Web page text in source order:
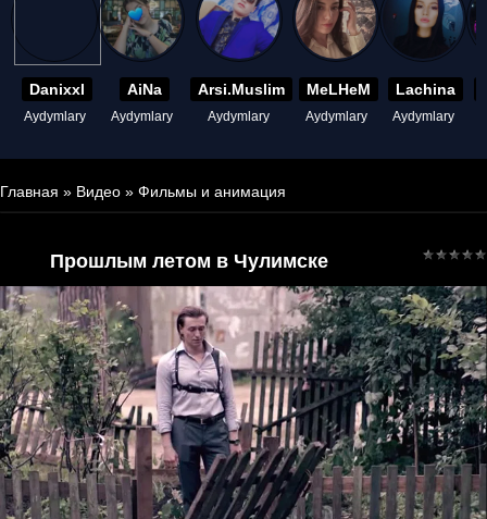
Danixxl
Aydymlary
AiNa
Aydymlary
Arsi.Muslim
Aydymlary
MeLHeM
Aydymlary
Lachina
Aydymlary
Главная » Видео » Фильмы и анимация
Прошлым летом в Чулимске